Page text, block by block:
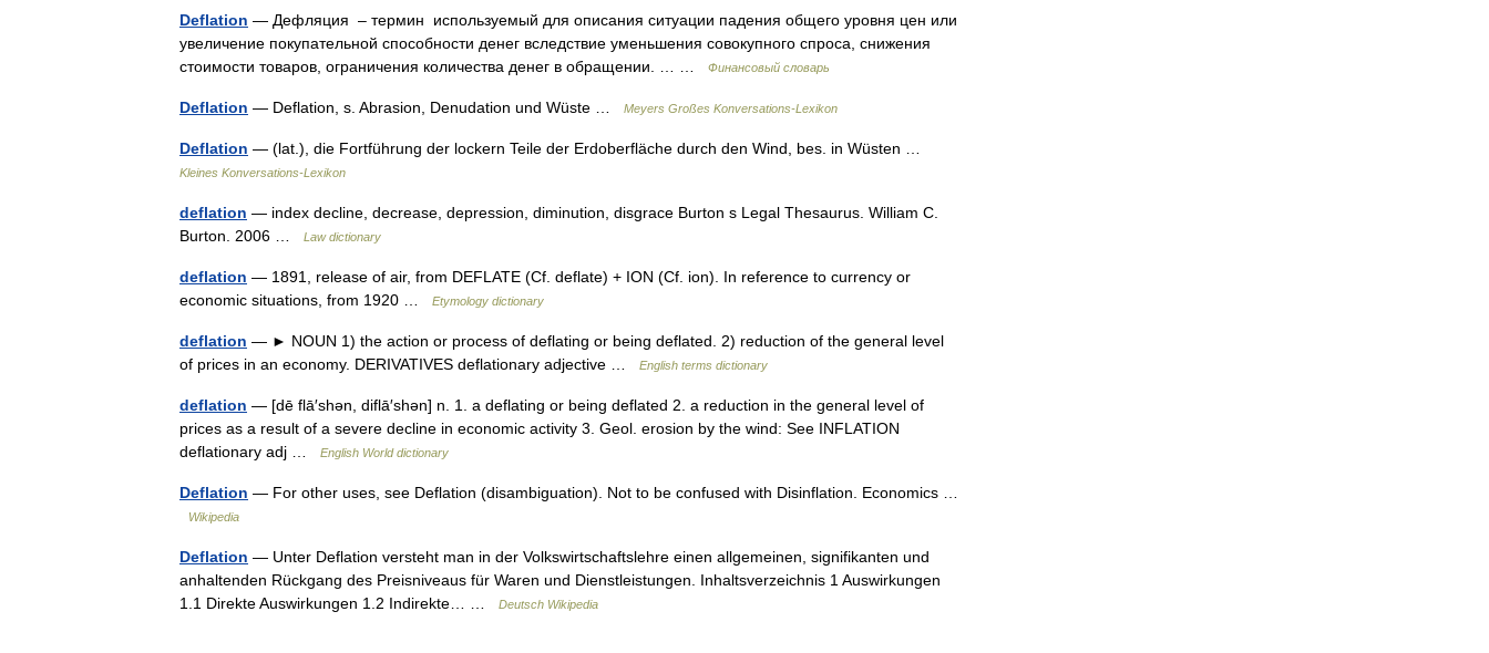
Deflation — Дефляция – термин используемый для описания ситуации падения общего уровня цен или
увеличение покупательной способности денег вследствие уменьшения совокупного спроса, снижения
стоимости товаров, ограничения количества денег в обращении. … …
Финансовый словарь
Deflation — Deflation, s. Abrasion, Denudation und Wüste … Meyers Großes Konversations-Lexikon
Deflation — (lat.), die Fortführung der lockern Teile der Erdoberfläche durch den Wind, bes. in Wüsten …
Kleines Konversations-Lexikon
deflation — index decline, decrease, depression, diminution, disgrace Burton s Legal Thesaurus. William C.
Burton. 2006 …
Law dictionary
deflation — 1891, release of air, from DEFLATE (Cf. deflate) + ION (Cf. ion). In reference to currency or
economic situations, from 1920 …
Etymology dictionary
deflation — ► NOUN 1) the action or process of deflating or being deflated. 2) reduction of the general level
of prices in an economy. DERIVATIVES deflationary adjective …
English terms dictionary
deflation — [dē flā′shən, diflā′shən] n. 1. a deflating or being deflated 2. a reduction in the general level of
prices as a result of a severe decline in economic activity 3. Geol. erosion by the wind: See INFLATION
deflationary adj …
English World dictionary
Deflation — For other uses, see Deflation (disambiguation). Not to be confused with Disinflation. Economics …
Wikipedia
Deflation — Unter Deflation versteht man in der Volkswirtschaftslehre einen allgemeinen, signifikanten und
anhaltenden Rückgang des Preisniveaus für Waren und Dienstleistungen. Inhaltsverzeichnis 1 Auswirkungen
1.1 Direkte Auswirkungen 1.2 Indirekte… …
Deutsch Wikipedia